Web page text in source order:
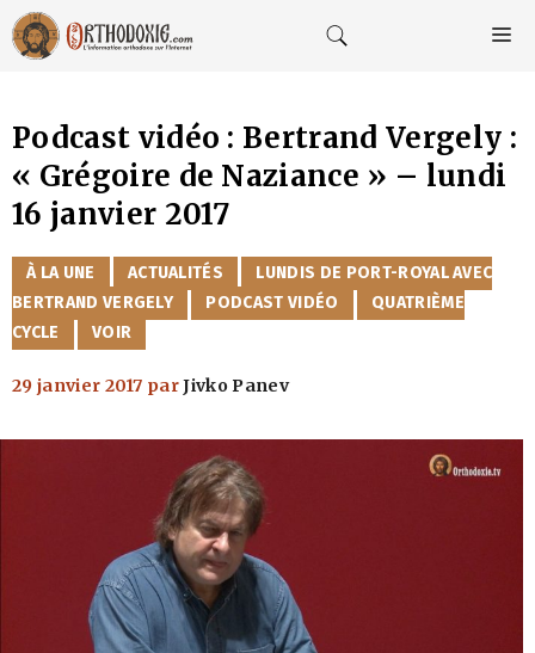
Aller
au
contenu
Podcast vidéo : Bertrand Vergely :
« Grégoire de Naziance » – lundi
16 janvier 2017
CATÉGORIES
À LA UNE ACTUALITÉS
LUNDIS DE PORT-ROYAL AVEC
BERTRAND VERGELY
PODCAST VIDÉO
QUATRIÈME
CYCLE
VOIR
29 janvier 2017 parJivko Panev